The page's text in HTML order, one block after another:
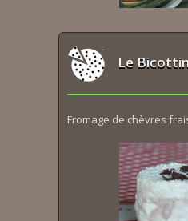
Le
Fromage de chèvres